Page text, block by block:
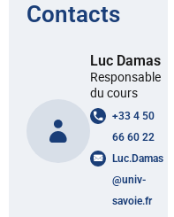
Contacts
Luc Damas
Responsable
du cours
+33 4 50
66 60 22
Luc.Damas
@univ-
savoie.fr